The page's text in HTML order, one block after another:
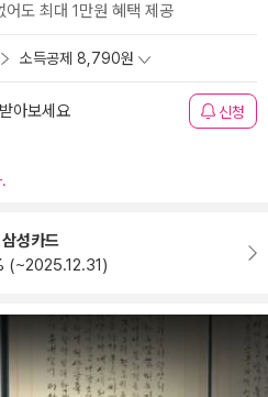
도 최대 1만원 혜택 제공
소득공제 8,790원
아보세요 신청
성카드
(~2025.12.31)